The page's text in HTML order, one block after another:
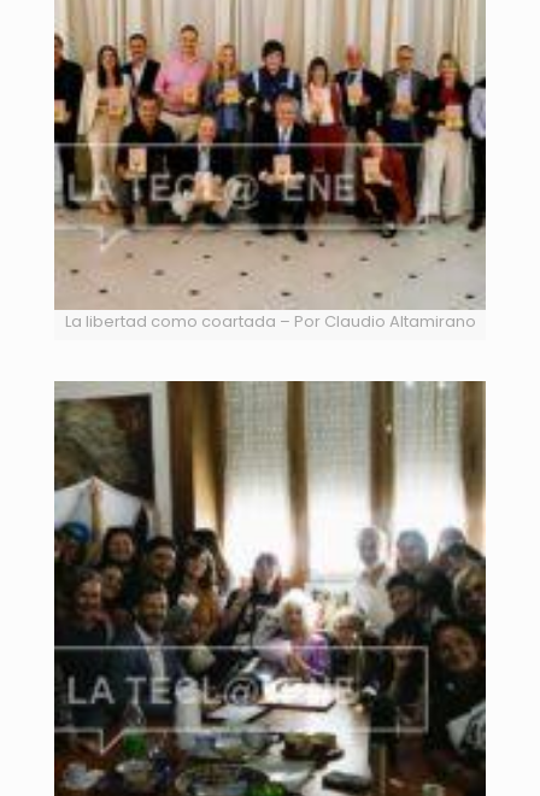
La libertad como coartada – Por Claudio Altamirano